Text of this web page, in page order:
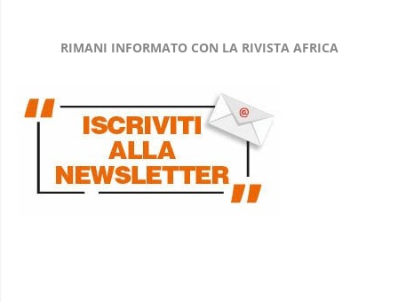
RIMANI INFORMATO CON LA RIVISTA AFRICA